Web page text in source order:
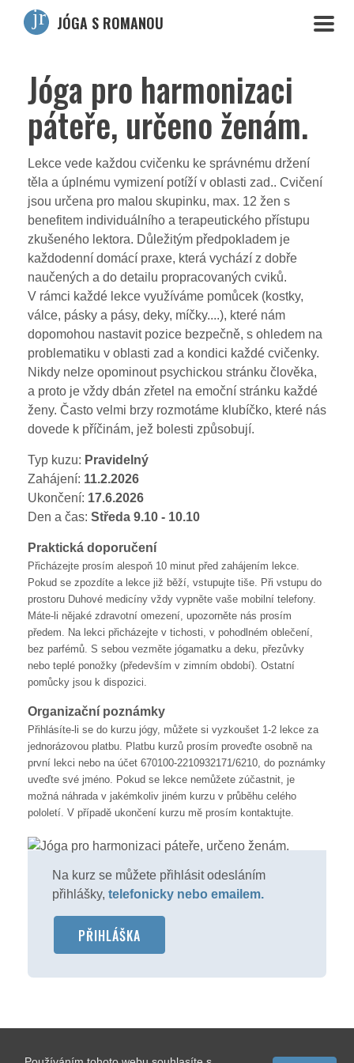
JÓGA S ROMANOU
Jóga pro harmonizaci
páteře, určeno ženám.
Lekce vede každou cvičenku ke správnému držení
těla a úplnému vymizení potíží v oblasti zad.. Cvičení
jsou určena pro malou skupinku, max. 12 žen s
benefitem individuálního a terapeutického přístupu
zkušeného lektora. Důležitým předpokladem je
každodenní domácí praxe, která vychází z dobře
naučených a do detailu propracovaných cviků.
V rámci každé lekce využíváme pomůcek (kostky,
válce, pásky a pásy, deky, míčky....), které nám
dopomohou nastavit pozice bezpečně, s ohledem na
problematiku v oblasti zad a kondici každé cvičenky.
Nikdy nelze opominout psychickou stránku člověka,
a proto je vždy dbán zřetel na emoční stránku každé
ženy. Často velmi brzy rozmotáme klubíčko, které nás
dovede k příčinám, jež bolesti způsobují.
Typ kuzu: Pravidelný
Zahájení: 11.2.2026
Ukončení: 17.6.2026
Den a čas: Středa 9.10 - 10.10
Praktická doporučení
Přicházejte prosím alespoň 10 minut před zahájením lekce.
Pokud se zpozdíte a lekce již běží, vstupujte tiše. Při vstupu do
prostoru Duhové medicíny vždy vypněte vaše mobilní telefony.
Máte-li nějaké zdravotní omezení, upozorněte nás prosím
předem. Na lekci přicházejte v tichosti, v pohodlném oblečení,
bez parfémů. S sebou vezměte jógamatku a deku, přezůvky
nebo teplé ponožky (především v zimním období). Ostatní
pomůcky jsou k dispozici.
Organizační poznámky
Přihlásíte-li se do kurzu jógy, můžete si vyzkoušet 1-2 lekce za
jednorázovou platbu. Platbu kurzů prosím proveďte osobně na
první lekci nebo na účet 670100-2210932171/6210, do poznámky
uveďte své jméno. Pokud se lekce nemůžete zúčastnit, je
možná náhrada v jakémkoliv jiném kurzu v průběhu celého
pololetí. V případě ukončení kurzu mě prosím kontaktujte.
Na kurz se můžete přihlásit odesláním
přihlášky, telefonicky nebo emailem.
PŘIHLÁŠKA